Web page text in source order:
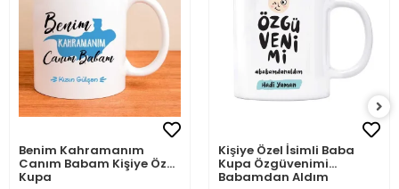
Benim Kahramanım
Canım Babam Kişiye Özel
Kupa
Kişiye Özel İsimli Baba
Kupa Özgüvenimi
Babamdan Aldım